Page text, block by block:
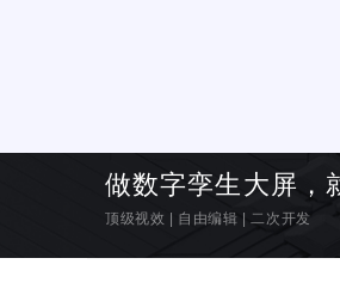
做数字孪生大屏，
顶级视效 自由编辑 二次开发